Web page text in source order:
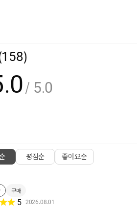
/ 5.0
평점순 좋아요순
구매
5 2026.08.01